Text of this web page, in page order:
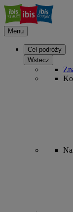
Menu
Cel podróży
Wstecz